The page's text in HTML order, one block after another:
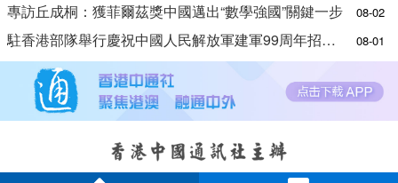
專訪丘成桐：獲菲爾茲獎中國邁出“數學強國”關鍵一步 08-02
駐香港部隊舉行慶祝中國人民解放軍建軍99周年招待會 08-01